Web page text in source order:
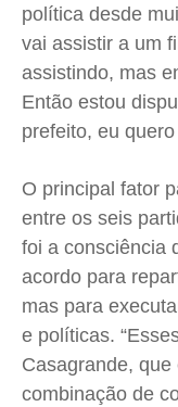
Expediente
Privacidade
Expediente
Privacidade
Expediente
Privacidade
Expediente
Privacidade
política desde
vai assistir a um
assistindo, mas
Então estou
prefeito, eu
O principal fator
entre os seis
foi a consciência
acordo para
mas para
e políticas.
Casagrande,
combinação de